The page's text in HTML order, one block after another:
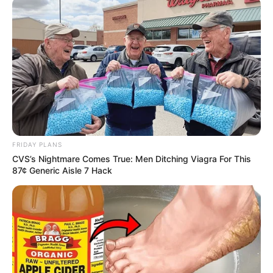
alkotmánybírósági elnök – korábbi legfőbb ügyész
– távozására is. Az Alaptörvény 17. módosítása
ugyanis kimondja, hogy nem lehet alkotmánybíró,
aki betöltötte a 70. életévét. Polt Péter ebbe a
kategóriába tartozik, így az ő megbízatása is
megszűnne. Nagy Attila Tibor ezt a folyamatot
Magyar Péter korábbi választási ígéreteinek
teljesítésével hozta összefüggésbe.
Az elemző így fogalmazott:
„Polt Péter és Sulyok Tamás eltávolításával Magyar
Péter egy újabb választási ígéretét teljesíti,
legalábbis részben. Egyelőre nem kerül sor más
állami vezetők – például az Állami Számvevőszék
elnökének, a Kúria elnökének vagy az Országos
FRIDAY PLANS
CVS’s Nightmare Comes True: Men Ditching Viagra For This
87¢ Generic Aisle 7 Hack